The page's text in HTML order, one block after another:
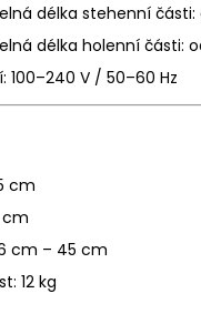
délka stehenní
délka holenní části:
100–240 V / 50–60 Hz
cm
cm
cm – 45 cm
12 kg